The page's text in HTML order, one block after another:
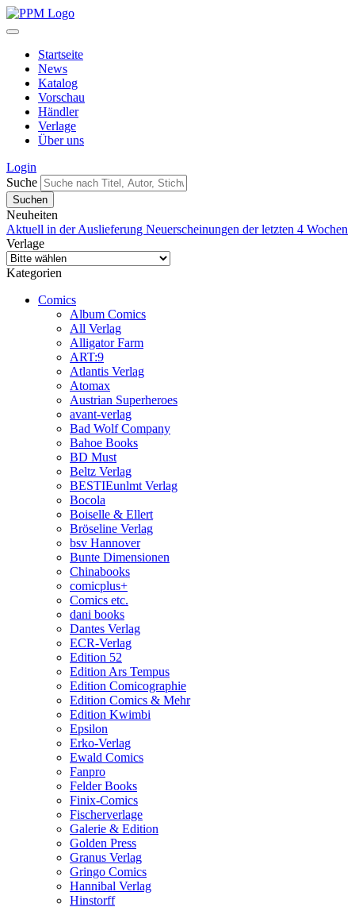
Startseite
News
Katalog
Vorschau
Händler
Verlage
Über uns
Login
Suche
Neuheiten
Aktuell in der Auslieferung Neuerscheinungen der letzten 4 Wochen
Verlage
Kategorien
Comics
Album Comics
All Verlag
Alligator Farm
ART:9
Atlantis Verlag
Atomax
Austrian Superheroes
avant-verlag
Bad Wolf Company
Bahoe Books
BD Must
Beltz Verlag
BESTIEunlmt Verlag
Bocola
Boiselle & Ellert
Bröseline Verlag
bsv Hannover
Bunte Dimensionen
Chinabooks
comicplus+
Comics etc.
dani books
Dantes Verlag
ECR-Verlag
Edition 52
Edition Ars Tempus
Edition Comicographie
Edition Comics & Mehr
Edition Kwimbi
Epsilon
Erko-Verlag
Ewald Comics
Fanpro
Felder Books
Finix-Comics
Fischerverlage
Galerie & Edition
Golden Press
Granus Verlag
Gringo Comics
Hannibal Verlag
Hinstorff